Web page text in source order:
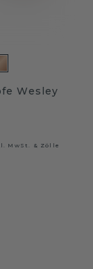
Wesley
MwSt. & Zölle